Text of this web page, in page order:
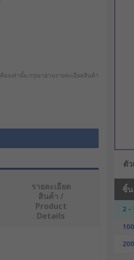
ยงเท่านั้น กรุณาอ่านรายละเอียดสินค้า
ตั
ชิ้น
2 -
รายละเอียด
สินค้า /
Product
Details